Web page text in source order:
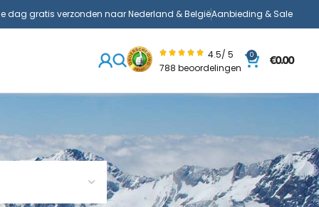
dag gratis verzonden naar Nederland & BelgiëAanbieding & Sale
4.5/ 5
788 beoordelingen
0
€0.00